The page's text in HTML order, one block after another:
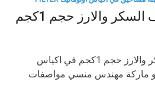
ماكينة تعبئة وتغليف السكر والارز حجم 1كجم
ماكينة تعبئة وتغليف السكر والارز حجم 1كجم في اكياس
كيلو ماركة مهندس منسي مواصفات